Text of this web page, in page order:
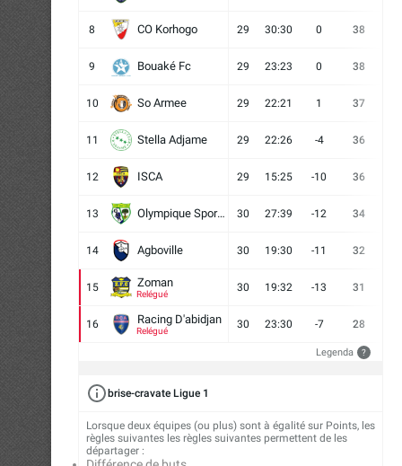
8 CO Korhogo 29 30:30 0 38
9 Bouaké Fc 29 23:23 0 38
10 So Armee 29 22:21 1 37
11 Stella Adjame 29 22:26 -4 36
12 ISCA 29 15:25 -10 36
13 Olympique Sport d'Abobo FC 30 27:39 -12 34
14 Agboville 30 19:30 -11 32
15 Zoman
Relégué
30 19:32 -13 31
16 Racing D'abidjan
Relégué
30 23:30 -7 28
Legenda ?
brise-cravate Ligue 1
Lorsque deux équipes (ou plus) sont à égalité sur Points, les
règles suivantes les règles suivantes permettent de les
départager :